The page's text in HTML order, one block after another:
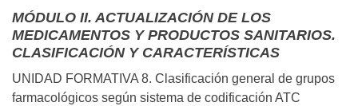
MÓDULO II. ACTUALIZACIÓN DE LOS
MEDICAMENTOS Y PRODUCTOS SANITARIOS.
CLASIFICACIÓN Y CARACTERÍSTICAS
UNIDAD FORMATIVA 8. Clasificación general de grupos
farmacológicos según sistema de codificación ATC